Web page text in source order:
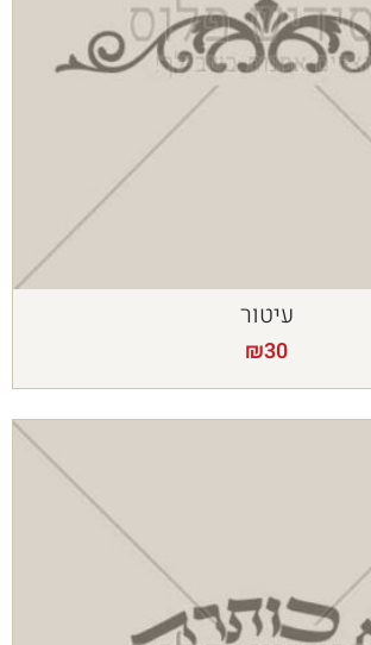
עיטור
₪30